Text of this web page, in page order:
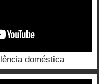
doméstica